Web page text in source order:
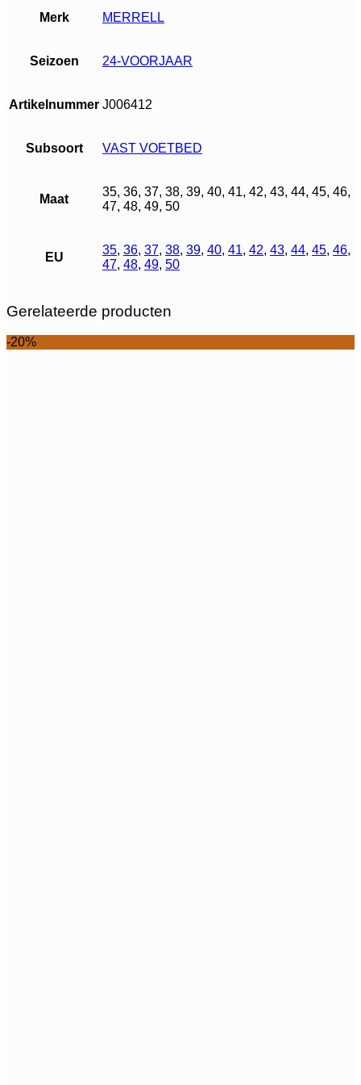
Merk MERRELL
Seizoen 24-VOORJAAR
Artikelnummer J006412
Subsoort VAST VOETBED
Maat
35, 36, 37, 38, 39, 40, 41, 42, 43, 44, 45, 46,
47, 48, 49, 50
EU
35, 36, 37, 38, 39, 40, 41, 42, 43, 44, 45, 46,
47, 48, 49, 50
Gerelateerde producten
-20%